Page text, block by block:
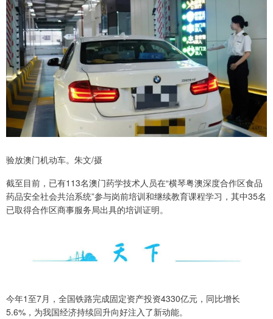
验放澳门机动车。朱文/摄
截至目前，已有113名澳门药学技术人员在“横琴粤澳深度合作区食品
药品安全社会共治系统”参与岗前培训和继续教育课程学习，其中35名
已取得合作区商事服务局出具的培训证明。
今年1至7月，全国铁路完成固定资产投资4330亿元，同比增长
5.6%，为我国经济持续回升向好注入了新动能。